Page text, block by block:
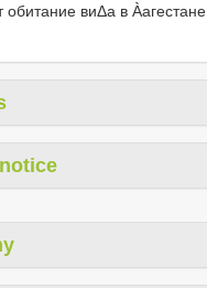
виΔа в Àагестане.